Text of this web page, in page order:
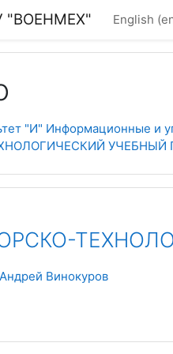
"ВОЕНМЕХ" English
"И" Информационные и
УЧЕБНЫЙ
Андрей Винокуров